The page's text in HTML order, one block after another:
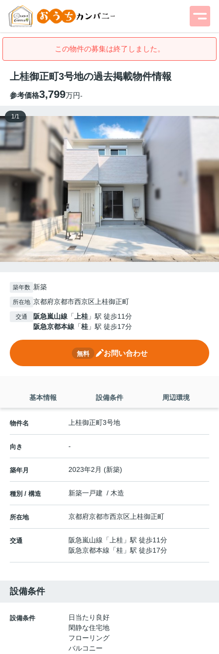
この物件の募集は終了しました。
上桂御正町3号地の過去掲載物件情報
参考価格3,799万円-
1 /1
築年数 新築
所在地 京都府京都市西京区上桂御正町
交通 阪急嵐山線 「 上桂 」駅 徒歩11分
阪急京都本線 「桂 」駅 徒歩17分
無料 お問い合わせ
基本情報 設備条件 周辺環境
物件名 上桂御正町3号地
向き -
築年月 2023年2月 (新築)
種別 / 構造 新築一戸建 / 木造
所在地 京都府京都市西京区 上桂御正町
交通 阪急嵐山線 「 上桂 」駅 徒歩11分
阪急京都本線 「桂 」駅 徒歩17分
設備条件
設備条件
日当たり良好
閑静な住宅地
フローリング
バルコニー